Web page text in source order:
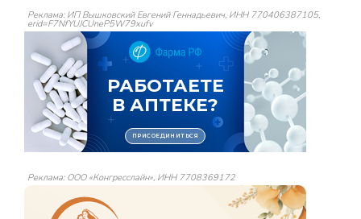
Реклама: ИП Вышковский Евгений Геннадьевич, ИНН 770406387105,
erid=F7NfYUJCUneP5W79xufv
Реклама: ООО «Конгресслайн», ИНН 7708369172